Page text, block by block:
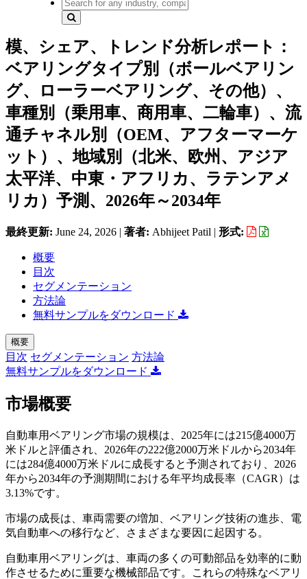
模、シェア、トレンド分析レポート：
ベアリングタイプ別（ボールベアリン
グ、ローラーベアリング、その他）、
車種別（乗用車、商用車、二輪車）、流
通チャネル別（OEM、アフターマーケ
ット）、地域別（北米、欧州、アジア
太平洋、中東・アフリカ、ラテンアメ
リカ）予測、2026年～2034年
最終更新: June 24, 2026 | 著者: Abhijeet Patil | 形式:
概要
目次
セグメンテーション
方法論
無料サンプルをダウンロード
概要
目次 セグメンテーション 方法論
無料サンプルをダウンロード
市場概要
自動車用ベアリング市場の規模は、2025年には215億4000万
米ドルと評価され、2026年の222億2000万米ドルから2034年
には284億4000万米ドルに成長すると予測されており、2026
年から2034年の予測期間における年平均成長率（CAGR）は
3.13%です。
市場の成長は、車両需要の増加、ベアリング技術の進歩、電
気自動車への移行など、さまざまな要因に起因する。
自動車用ベアリングは、車両の多くの可動部品を効率的に動
作させるために重要な機械部品です。これらの特殊なベアリ